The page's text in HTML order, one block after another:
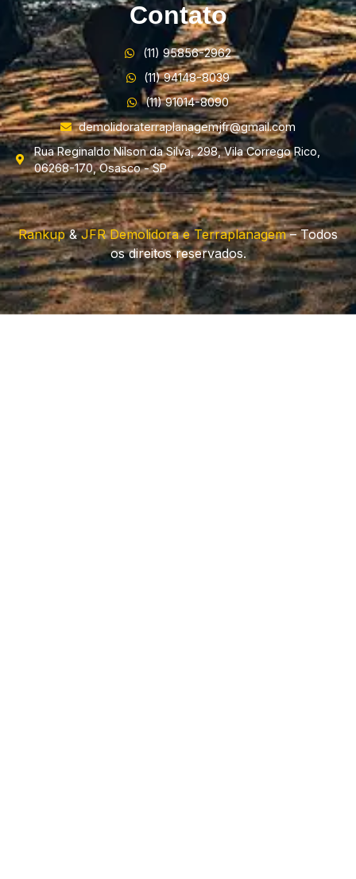
Contato
(11) 95856-2962
(11) 94148-8039
(11) 91014-8090
demolidoraterraplanagemjfr@gmail.com
Rua Reginaldo Nilson da Silva, 298, Vila Corrego Rico,
06268-170, Osasco - SP
Rankup&JFR Demolidora e Terraplanagem– Todos
os direitos reservados.